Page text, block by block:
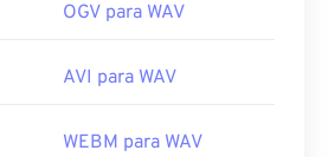
OGV para WAV
AVI para WAV
WEBM para WAV